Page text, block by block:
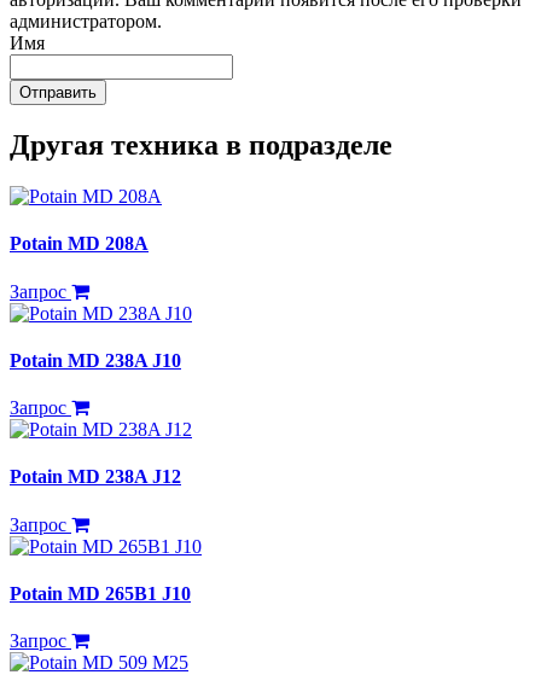
администратором.
Имя
Отправить
Другая техника в подразделе
Potain MD 208A
Запрос
Potain MD 238A J10
Запрос
Potain MD 238A J12
Запрос
Potain MD 265B1 J10
Запрос